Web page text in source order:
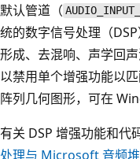
默认管道（
统的数字信号处理（
形成、去混响、声学回
以禁用单个增强功能以
阵列几何图形，可在
有关 DSP 增强功能和代
处理与 Microsoft 音频